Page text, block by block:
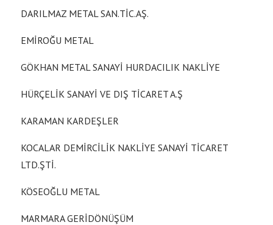
DARILMAZ METAL SAN.TİC.AŞ.
EMİROĞU METAL
GÖKHAN METAL SANAYİ HURDACILIK NAKLİYE
HÜRÇELİK SANAYİ VE DIŞ TİCARET A.Ş
KARAMAN KARDEŞLER
KOCALAR DEMİRCİLİK NAKLİYE SANAYİ TİCARET
LTD.ŞTİ.
KÖSEOĞLU METAL
MARMARA GERİDÖNÜŞÜM